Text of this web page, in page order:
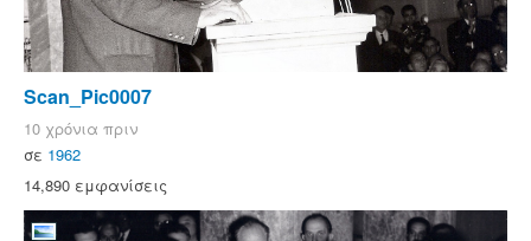
Scan_Pic0007
10 χρόνια πριν
σε 1962
14,890 εμφανίσεις